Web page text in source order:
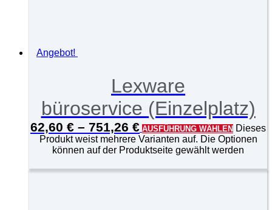
Angebot!
Lexware
büroservice (Einzelplatz)
62,60 € – 751,26 € AUSFÜHRUNG WÄHLEN Dieses
Produkt weist mehrere Varianten auf. Die Optionen
können auf der Produktseite gewählt werden